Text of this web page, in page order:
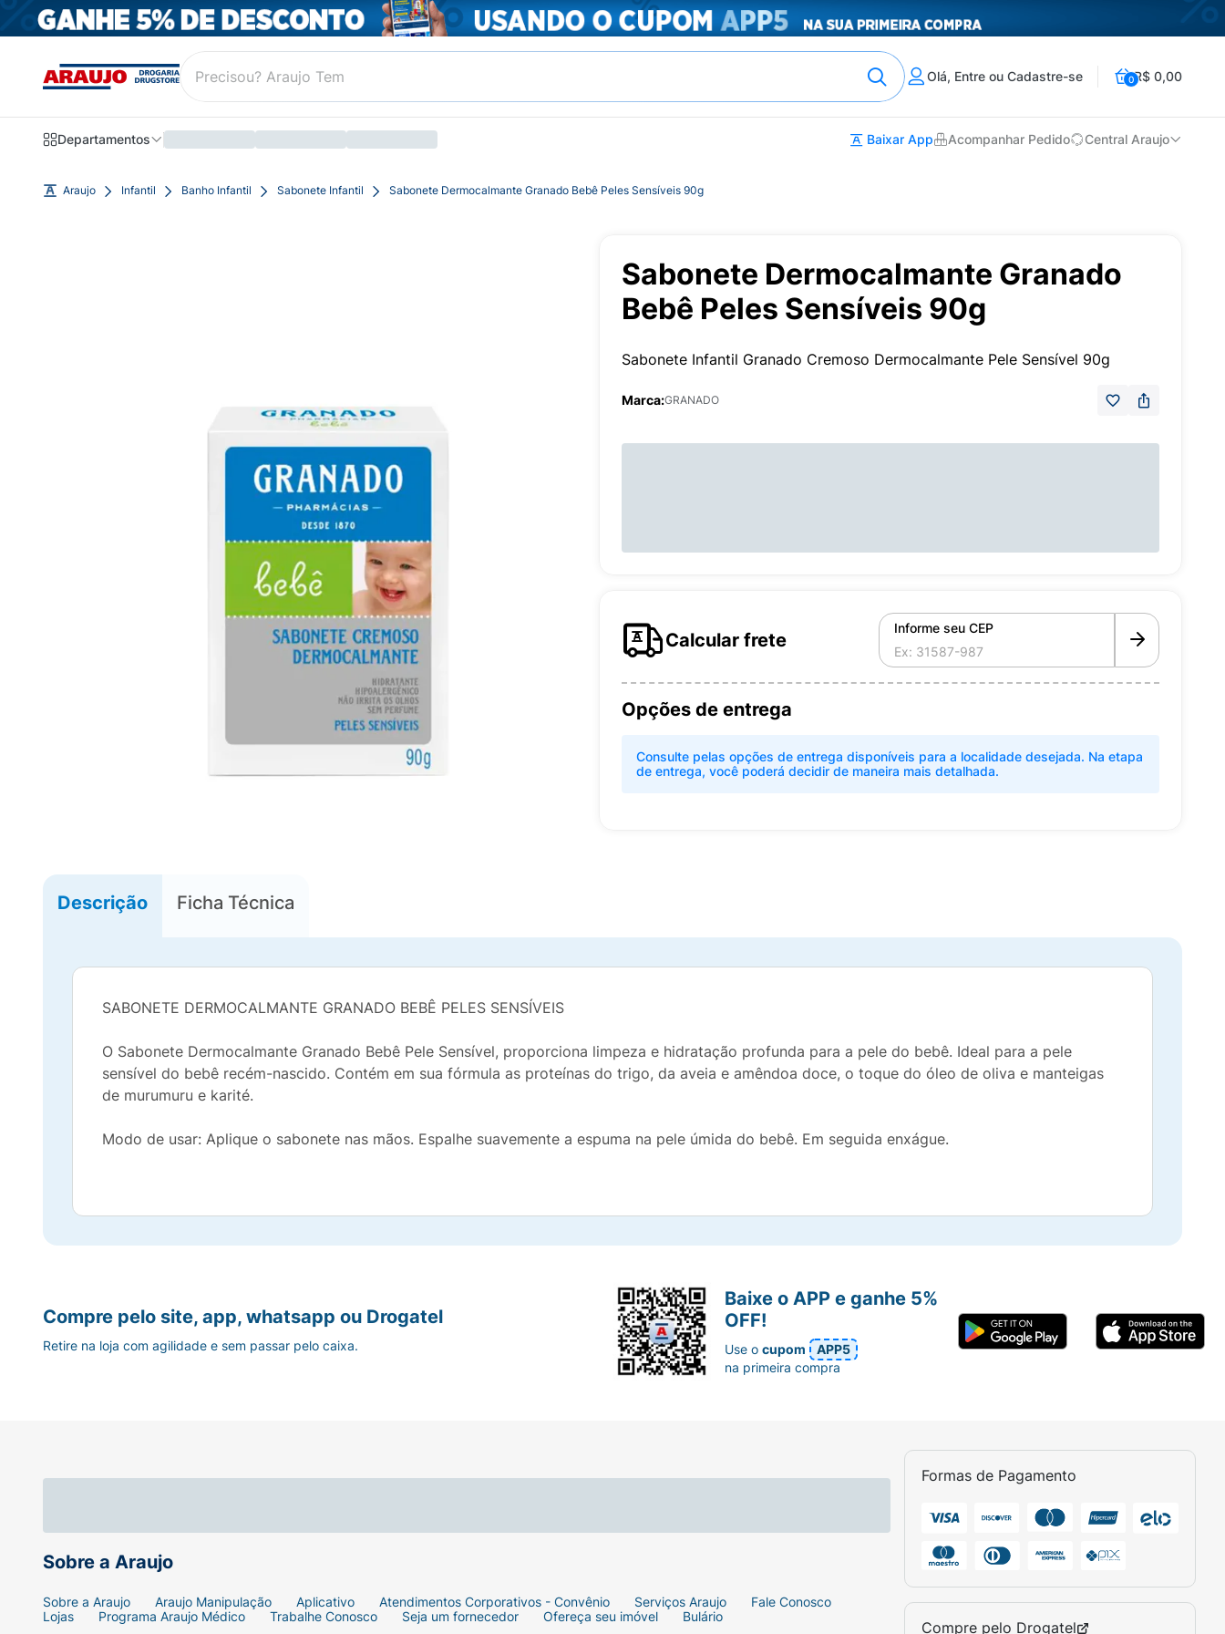
Olá, Entre ou Cadastre-se 0R$ 0,00
Departamentos Baixar App Acompanhar Pedido Central Araujo
Araujo Infantil Banho Infantil Sabonete Infantil Sabonete Dermocalmante Granado Bebê Peles Sensíveis 90g
Sabonete Dermocalmante Granado
Bebê Peles Sensíveis 90g
Sabonete Infantil Granado Cremoso Dermocalmante Pele Sensível 90g
Marca:GRANADO
Calcular frete
Informe seu CEP
Opções de entrega
Consulte pelas opções de entrega disponíveis para a localidade desejada. Na etapa
de entrega, você poderá decidir de maneira mais detalhada.
Descrição Ficha Técnica
SABONETE DERMOCALMANTE GRANADO BEBÊ PELES SENSÍVEIS
O Sabonete Dermocalmante Granado Bebê Pele Sensível, proporciona limpeza e hidratação profunda para a pele do bebê. Ideal para a pele
sensível do bebê recém-nascido. Contém em sua fórmula as proteínas do trigo, da aveia e amêndoa doce, o toque do óleo de oliva e manteigas
de murumuru e karité.
Modo de usar: Aplique o sabonete nas mãos. Espalhe suavemente a espuma na pele úmida do bebê. Em seguida enxágue.
Sobre a Araujo
Sobre a Araujo Araujo Manipulação Aplicativo Atendimentos Corporativos - Convênio Serviços Araujo
Fale Conosco
Lojas
Programa Araujo Médico Trabalhe Conosco Seja um fornecedor Ofereça seu imóvel Bulário
Formas de Pagamento
Compre pelo Drogatel
Compre pelo site, app, whatsapp ou Drogatel
Retire na loja com agilidade e sem passar pelo caixa.
Baixe o APP e ganhe 5%
OFF!
Use ocupom
APP5
na primeira compra